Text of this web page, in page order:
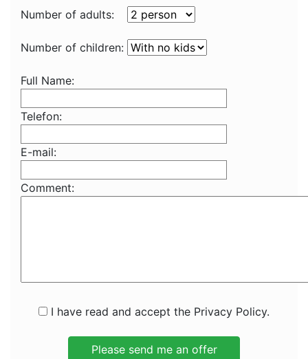
Number of adults:
Number of children:
Full Name:
Telefon:
E-mail:
Comment:
I have read and accept the Privacy Policy.